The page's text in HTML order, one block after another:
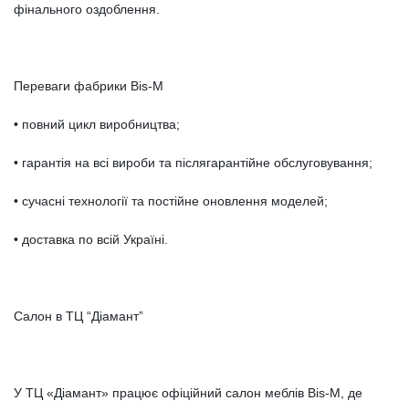
фінального оздоблення.
Переваги фабрики Bis-M
• повний цикл виробництва;
• гарантія на всі вироби та післягарантійне обслуговування;
• сучасні технології та постійне оновлення моделей;
• доставка по всій Україні.
Салон в ТЦ “Діамант”
У ТЦ «Діамант» працює офіційний салон меблів Bis-M, де